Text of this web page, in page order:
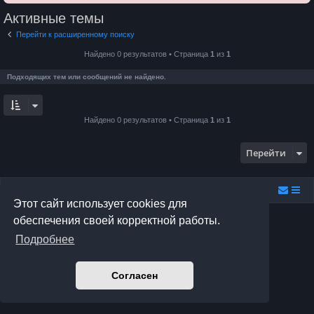
Этот сайт использует cookies для
обеспечения своей корректной работы.
Подробнее
Согласен
Активные темы
Перейти к расширенному поиску
Найдено 0 результатов • Страница 1 из 1
Подходящих тем или сообщений не найдено.
Найдено 0 результатов • Страница 1 из 1
Перейти
Создано на основе
® Forum Software © phpBB Limited
Prosilver Dark Edition by
Premium phpBB Styles